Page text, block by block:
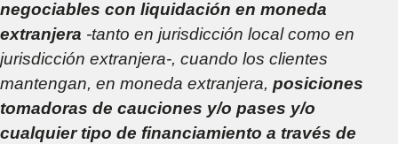
negociables con liquidación en moneda
extranjera -tanto en jurisdicción local como en
jurisdicción extranjera-, cuando los clientes
mantengan, en moneda extranjera, posiciones
tomadoras de cauciones y/o pases y/o
cualquier tipo de financiamiento a través de